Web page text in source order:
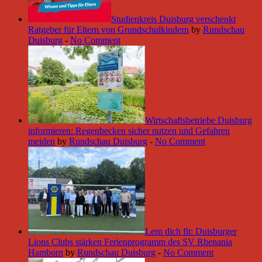
Studienkreis Duisburg verschenkt
Ratgeber für Eltern von Grundschulkindern by Rundschau
Duisburg - No Comment
Wirtschaftsbetriebe Duisburg
informieren: Regenbecken sicher nutzen und Gefahren
meiden by Rundschau Duisburg - No Comment
Lern dich fit: Duisburger
Lions Clubs stärken Ferienprogramm des SV Rhenania
Hamborn by Rundschau Duisburg - No Comment